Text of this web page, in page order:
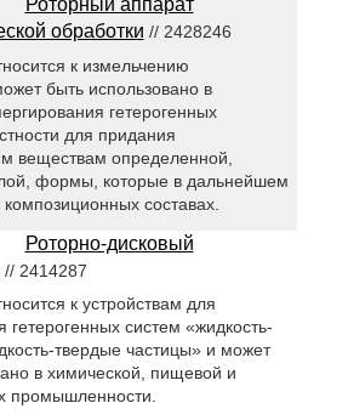
Роторный аппарат
обработки // 2428246
к измельчению
быть использовано в
гетерогенных
для придания
веществам определенной,
формы, которые в дальнейшем
составах.
Роторно-дисковый
// 2414287
к устройствам для
систем «жидкость-
твердые частицы» и может
в химической, пищевой и
промышленности.